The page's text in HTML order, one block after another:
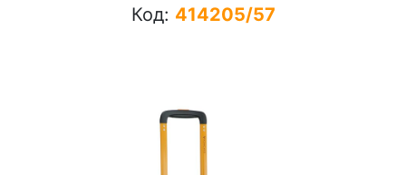
Код: 414205/57